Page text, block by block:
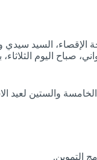
السيد سيدي
صباح اليوم الثلاثاء،
والستين لعيد
التموين.